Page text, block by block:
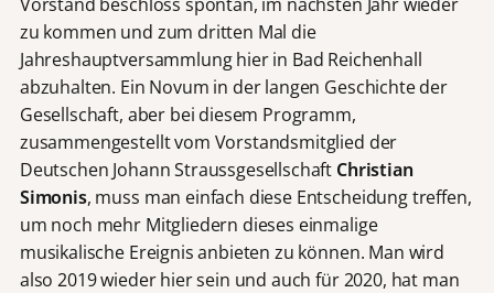
zu kommen und zum dritten Mal die
Jahreshauptversammlung hier in Bad Reichenhall
abzuhalten. Ein Novum in der langen Geschichte der
Gesellschaft, aber bei diesem Programm,
zusammengestellt vom Vorstandsmitglied der
Deutschen Johann Straussgesellschaft Christian
Simonis, muss man einfach diese Entscheidung treffen,
um noch mehr Mitgliedern dieses einmalige
musikalische Ereignis anbieten zu können. Man wird
also 2019 wieder hier sein und auch für 2020, hat man